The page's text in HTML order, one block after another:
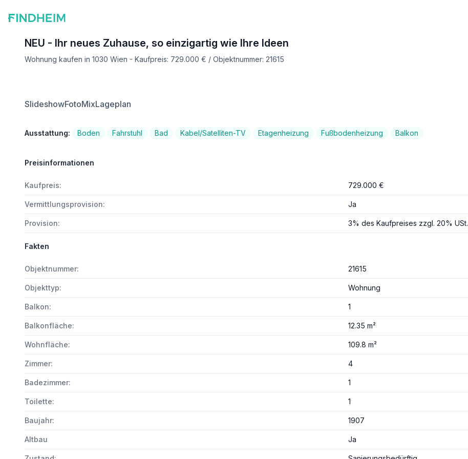
NEU - Ihr neues Zuhause, so einzigartig wie Ihre Ideen
Wohnung kaufen in 1030 Wien - Kaufpreis: 729.000 € / Objektnummer: 21615
SlideshowFotoMixLageplan
Ausstattung: Boden Fahrstuhl Bad Kabel/Satelliten-TV Etagenheizung Fußbodenheizung Balkon
Preisinformationen
Kaufpreis: 729.000 €
Vermittlungsprovision: Ja
Provision: 3% des Kaufpreises zzgl. 20% USt.
Fakten
Objektnummer: 21615
Objekttyp: Wohnung
Balkon: 1
Balkonfläche: 12.35 m²
Wohnfläche: 109.8 m²
Zimmer: 4
Badezimmer: 1
Toilette: 1
Baujahr: 1907
Altbau Ja